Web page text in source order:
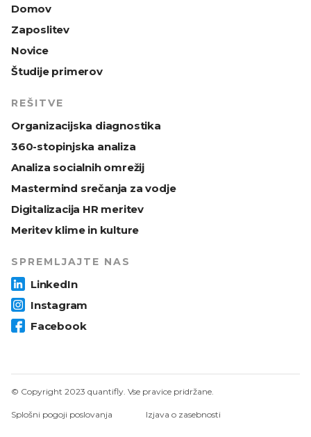
Domov
Zaposlitev
Novice
Študije primerov
REŠITVE
Organizacijska diagnostika
360-stopinjska analiza
Analiza socialnih omrežij
Mastermind srečanja za vodje
Digitalizacija HR meritev
Meritev klime in kulture
SPREMLJAJTE NAS
LinkedIn
Instagram
Facebook
© Copyright 2023 quantifly. Vse pravice pridržane.
Splošni pogoji poslovanja Izjava o zasebnosti